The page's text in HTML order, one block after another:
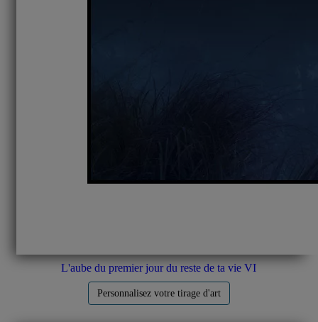
L'aube du premier jour du reste de ta vie VI
Personnalisez votre tirage d'art